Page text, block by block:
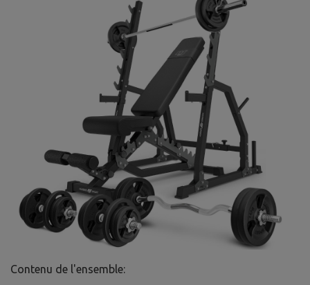
Contenu de l'ensemble: